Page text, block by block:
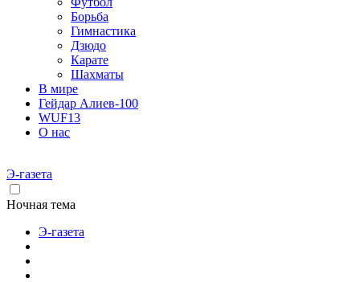
Борьба
Гимнастика
Дзюдо
Карате
Шахматы
В мире
Гейдар Алиев-100
WUF13
О нас
Э-газета
Ночная тема
Э-газета